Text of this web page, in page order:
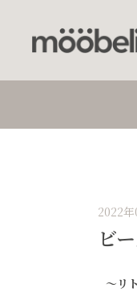
2022年
ビ
〜リ